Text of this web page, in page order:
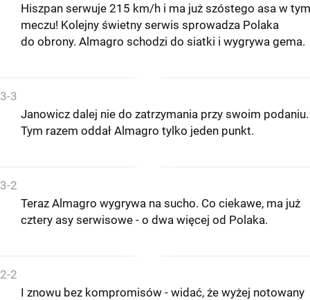
Hiszpan serwuje 215 km/h i ma już szóstego asa w tym
meczu! Kolejny świetny serwis sprowadza Polaka
do obrony. Almagro schodzi do siatki i wygrywa gema.
3-3
Janowicz dalej nie do zatrzymania przy swoim podaniu.
Tym razem oddał Almagro tylko jeden punkt.
3-2
Teraz Almagro wygrywa na sucho. Co ciekawe, ma już
cztery asy serwisowe - o dwa więcej od Polaka.
2-2
I znowu bez kompromisów - widać, że wyżej notowany